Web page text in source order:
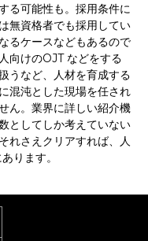
る可能性も。採用条件に
無資格者でも採用してい
るケースなどもあるので
向けのOJT などをする
うなど、人材を育成する
混沌とした現場を任され
ん。業界に詳しい紹介機
としてしか考えていない
れさえクリアすれば、人
ります。